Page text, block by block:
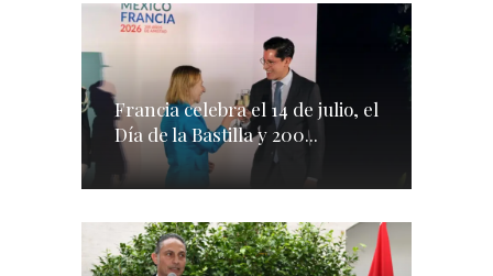
Francia celebra el 14 de julio, el
Día de la Bastilla y 200...